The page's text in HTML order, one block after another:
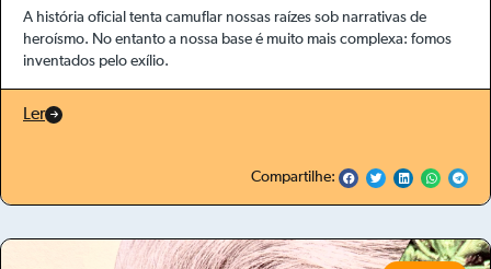
A história oficial tenta camuflar nossas raízes sob narrativas de
heroísmo. No entanto a nossa base é muito mais complexa: fomos
inventados pelo exílio.
Ler
Compartilhe: